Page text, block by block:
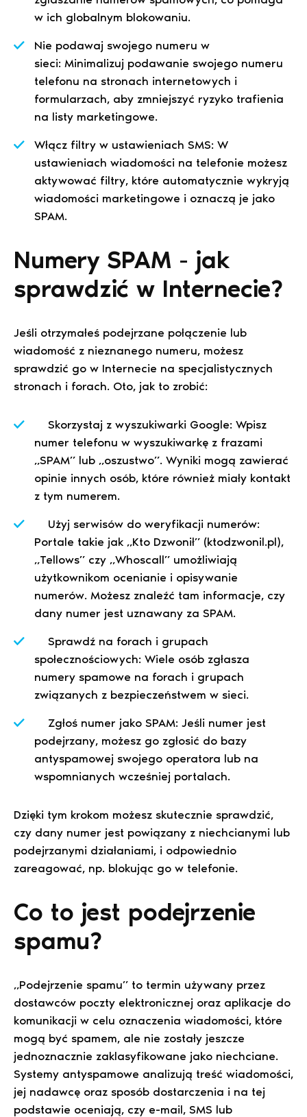
w ich globalnym blokowaniu.
Nie podawaj swojego numeru w
sieci: Minimalizuj podawanie swojego numeru
telefonu na stronach internetowych i
formularzach, aby zmniejszyć ryzyko trafienia
na listy marketingowe.
Włącz filtry w ustawieniach SMS: W
ustawieniach wiadomości na telefonie możesz
aktywować filtry, które automatycznie wykryją
wiadomości marketingowe i oznaczą je jako
SPAM.
Numery SPAM - jak
sprawdzić w Internecie?
Jeśli otrzymałeś podejrzane połączenie lub
wiadomość z nieznanego numeru, możesz
sprawdzić go w Internecie na specjalistycznych
stronach i forach. Oto, jak to zrobić:
Skorzystaj z wyszukiwarki Google: Wpisz
numer telefonu w wyszukiwarkę z frazami
„SPAM” lub „oszustwo”. Wyniki mogą zawierać
opinie innych osób, które również miały kontakt
z tym numerem.
Użyj serwisów do weryfikacji numerów:
Portale takie jak „Kto Dzwonił” (ktodzwonil.pl),
„Tellows” czy „Whoscall” umożliwiają
użytkownikom ocenianie i opisywanie
numerów. Możesz znaleźć tam informacje, czy
dany numer jest uznawany za SPAM.
Sprawdź na forach i grupach
społecznościowych: Wiele osób zgłasza
numery spamowe na forach i grupach
związanych z bezpieczeństwem w sieci.
Zgłoś numer jako SPAM: Jeśli numer jest
podejrzany, możesz go zgłosić do bazy
antyspamowej swojego operatora lub na
wspomnianych wcześniej portalach.
Dzięki tym krokom możesz skutecznie sprawdzić,
czy dany numer jest powiązany z niechcianymi lub
podejrzanymi działaniami, i odpowiednio
zareagować, np. blokując go w telefonie.
Co to jest podejrzenie
spamu?
„Podejrzenie spamu” to termin używany przez
dostawców poczty elektronicznej oraz aplikacje do
komunikacji w celu oznaczenia wiadomości, które
mogą być spamem, ale nie zostały jeszcze
jednoznacznie zaklasyfikowane jako niechciane.
Systemy antyspamowe analizują treść wiadomości,
jej nadawcę oraz sposób dostarczenia i na tej
podstawie oceniają, czy e-mail, SMS lub